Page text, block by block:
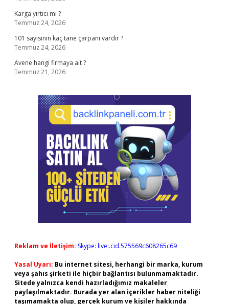
Karga yırtıcı mı ?
Temmuz 24, 2026
101 sayısının kaç tane çarpanı vardır ?
Temmuz 24, 2026
Avene hangi firmaya ait ?
Temmuz 21, 2026
Reklam ve İletişim: Skype: live:.cid.575569c608265c69
Yasal Uyarı: Bu internet sitesi, herhangi bir marka, kurum
veya şahıs şirketi ile hiçbir bağlantısı bulunmamaktadır.
Sitede yalnızca kendi hazırladığımız makaleler
paylaşılmaktadır. Burada yer alan içerikler haber niteliği
taşımamakta olup, gerçek kurum ve kişiler hakkında